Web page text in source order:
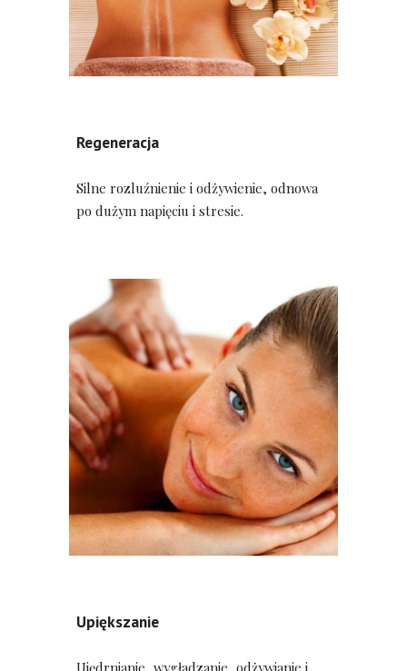
Regeneracja
Silne rozluźnienie i odżywienie, odnowa
po dużym napięciu i stresie.
Upiększanie